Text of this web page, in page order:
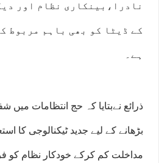
نادرا،بینکاری نظام اور
کے ڈیٹا کو بھی باہم مربوط
ہے۔
ذرائع نےبتایا کہ حج انتظامات میں
بڑھانے کے لیے جدید ٹیکنالوجی کا
مداخلت کم کرکے خودکار نظام کو